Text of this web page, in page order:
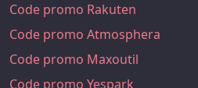
Code promo Rakuten
Code promo Atmosphera
Code promo Maxoutil
Code promo Yespark